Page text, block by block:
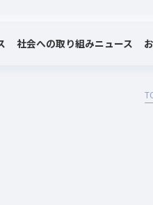
MOTEX/
社会への取り組みニュース